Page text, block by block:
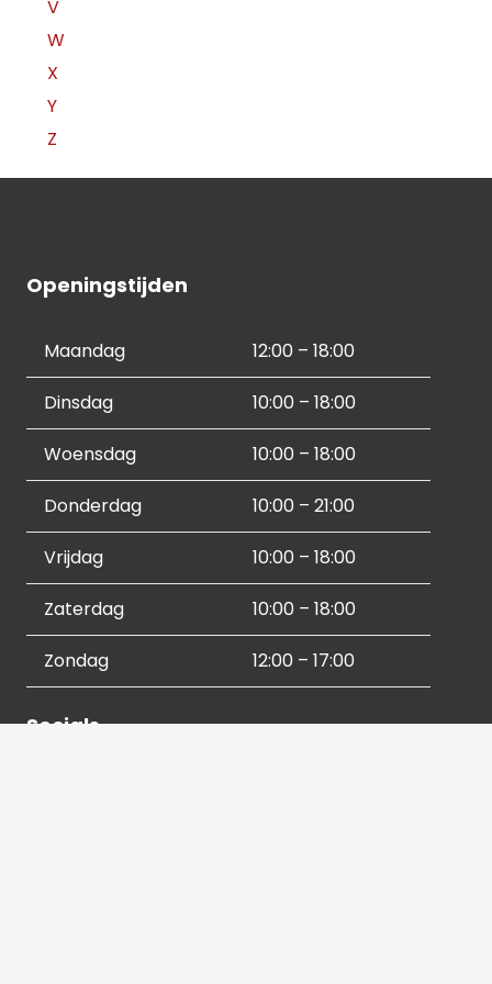
V
W
X
Y
Z
Openingstijden
Maandag 12:00 – 18:00
Dinsdag 10:00 – 18:00
Woensdag 10:00 – 18:00
Donderdag 10:00 – 21:00
Vrijdag 10:00 – 18:00
Zaterdag 10:00 – 18:00
Zondag 12:00 – 17:00
Socials